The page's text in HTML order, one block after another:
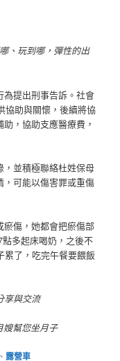
、玩到哪，彈性的出
提出刑事告訴。社會
協助與關懷，後續將協
，協助支應醫療費，
，並積極聯絡杜姓保母
，可能以傷害罪或重傷
傷，她都會把瘀傷部
多起床喝奶，之後不
累了，吃完午餐要餵飯
享與交流
嫂幫您坐月子
、 露營車